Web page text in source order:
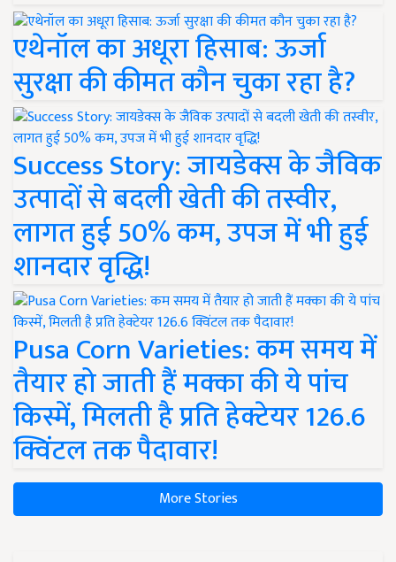
एथेनॉल का अधूरा हिसाब: ऊर्जा
सुरक्षा की कीमत कौन चुका रहा है?
Success Story: जायडेक्स के जैविक
उत्पादों से बदली खेती की तस्वीर,
लागत हुई 50% कम, उपज में भी हुई
शानदार वृद्धि!
Pusa Corn Varieties: कम समय में
तैयार हो जाती हैं मक्का की ये पांच
किस्में, मिलती है प्रति हेक्टेयर 126.6
क्विंटल तक पैदावार!
More Stories